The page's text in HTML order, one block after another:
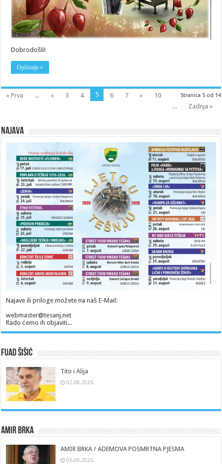
Dobrodošli!
Opširnije »
Stranica 5 od 14
« Prva ... « 3 4 5 6 7 »
10
...
Zadnja »
Najava
Najave ili priloge možete na naš E-Mail:
webmaster@tesanj.net
Rado ćemo ih objaviti...
Fuad Šišić
Tito i Alija
02.08.2026.
Amir Brka
AMIR BRKA / ADEMOVA POSMRTNA PJESMA
06.08.2026.